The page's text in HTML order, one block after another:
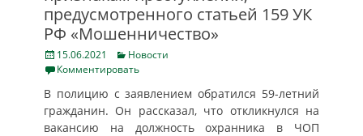
предусмотренного статьей 159 УК
РФ «Мошенничество»
Posted
on
15.06.2021 Categories
Новости
Комментировать
В полицию с заявлением обратился 59-летний
гражданин. Он рассказал, что откликнулся на
вакансию на должность охранника в ЧОП